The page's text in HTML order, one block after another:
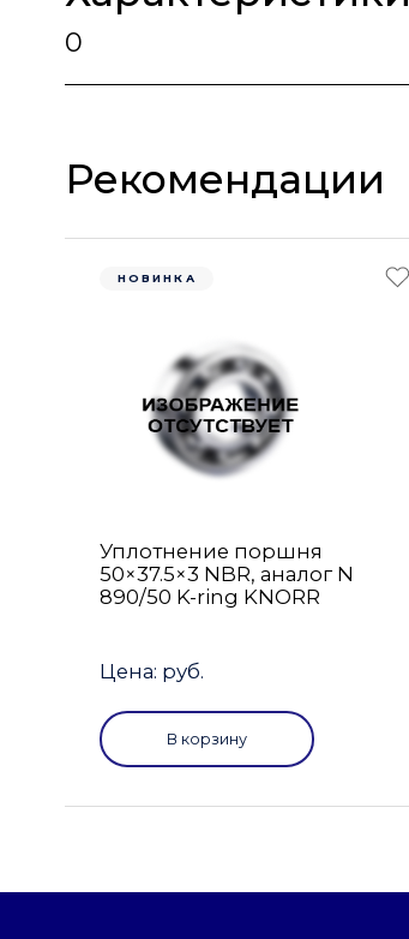
0
Рекомендации
НОВИНКА
Уплотнение поршня
50×37.5×3 NBR, аналог N
890/50 K-ring KNORR
Цена: руб.
В корзину